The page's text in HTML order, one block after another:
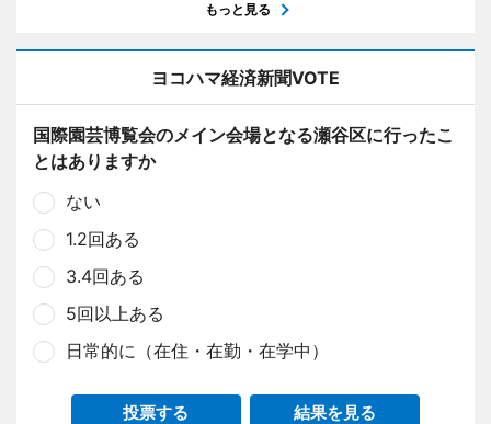
もっと見る
ヨコハマ経済新聞VOTE
国際園芸博覧会のメイン会場となる瀬谷区に行ったこ
とはありますか
ない
1.2回ある
3.4回ある
5回以上ある
日常的に（在住・在勤・在学中）
投票する 結果を見る